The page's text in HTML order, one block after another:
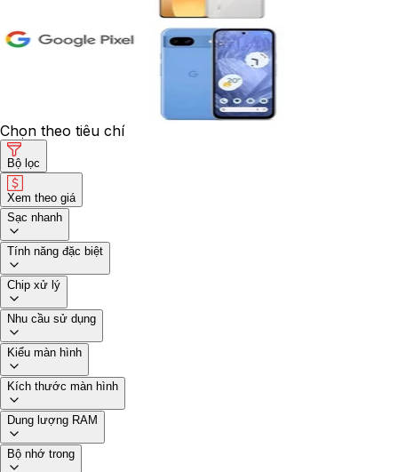
Chọn theo tiêu chí
Bộ lọc
Xem theo giá
Sạc nhanh
Tính năng đặc biệt
Chip xử lý
Nhu cầu sử dụng
Kiểu màn hình
Kích thước màn hình
Dung lượng RAM
Bộ nhớ trong